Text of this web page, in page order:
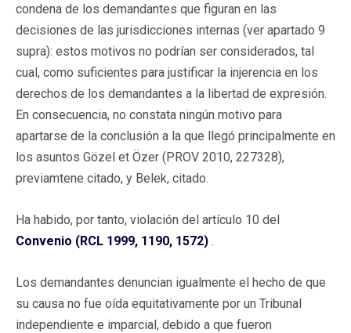
condena de los demandantes que figuran en las
decisiones de las jurisdicciones internas (ver apartado 9
supra): estos motivos no podrían ser considerados, tal
cual, como suficientes para justificar la injerencia en los
derechos de los demandantes a la libertad de expresión.
En consecuencia, no constata ningún motivo para
apartarse de la conclusión a la que llegó principalmente en
los asuntos Gözel et Özer (PROV 2010, 227328),
previamtene citado, y Belek, citado.
Ha habido, por tanto, violación del artículo 10 del
Convenio (RCL 1999, 1190, 1572) .
Los demandantes denuncian igualmente el hecho de que
su causa no fue oída equitativamente por un Tribunal
independiente e imparcial, debido a que fueron